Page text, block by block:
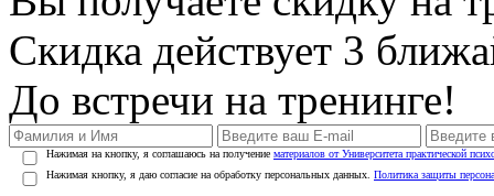
Скидка действует 3
До встречи на тренинге!
Нажимая на кнопку, я соглашаюсь на получение материалов от Университета практической
Нажимая кнопку, я даю согласие на обработку персональных данных. Политика защиты